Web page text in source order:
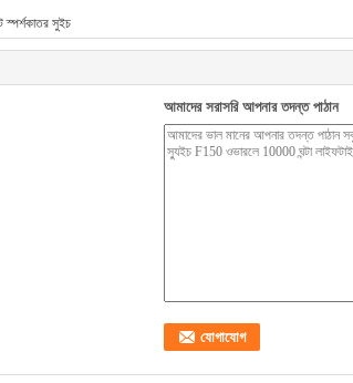
স্পর্শকাতর সুইচ
আমাদের সরাসরি আপনার তদন্ত পাঠান